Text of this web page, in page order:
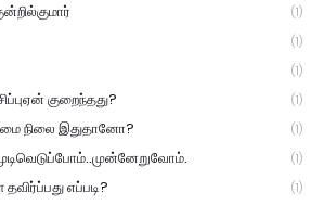
(1)
(1)
(1)
குறைந்தது? (1)
நிலை இதுதானோ? (1)
(1)
எப்படி? (1)